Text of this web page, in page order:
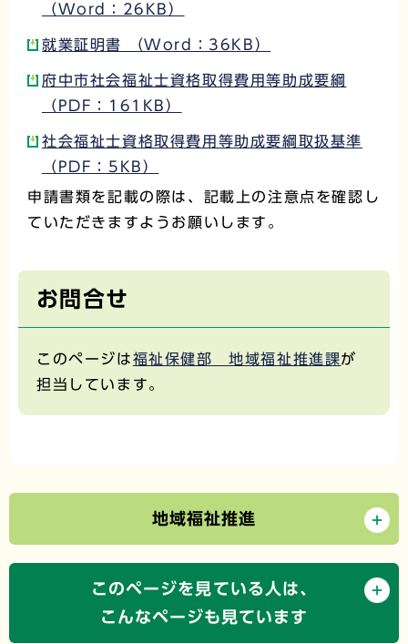
（Word：26KB）
就業証明書 （Word：36KB）
府中市社会福祉士資格取得費用等助成要綱
（PDF：161KB）
社会福祉士資格取得費用等助成要綱取扱基準
（PDF：5KB）
申請書類を記載の際は、記載上の注意点を確認し
ていただきますようお願いします。
お問合せ
このページは福祉保健部 地域福祉推進課が
担当しています。
地域福祉推進
このページを見ている人は、
こんなページも見ています